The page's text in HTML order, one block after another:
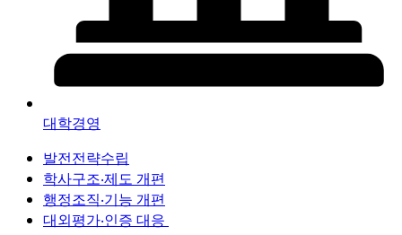
대학경영
발전전략수립
학사구조‧제도 개편
행정조직‧기능 개편
대외평가‧인증 대응